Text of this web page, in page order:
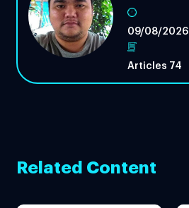
09/08/2026
Articles 74
Related Content